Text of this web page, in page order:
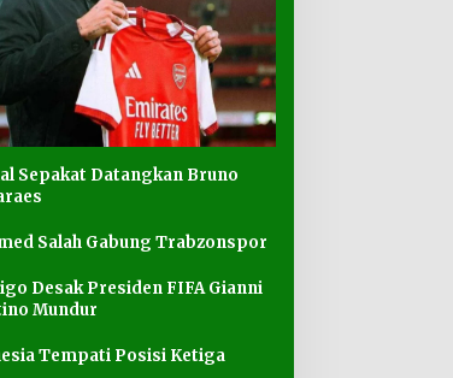
Sepakat Datangkan Bruno
Salah Gabung Trabzonspor
Desak Presiden FIFA Gianni
Mundur
Tempati Posisi Ketiga